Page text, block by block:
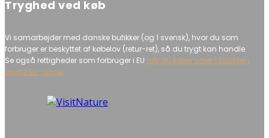
Tryghed ved køb
Vi samarbejder med danske butikker (og 1 svensk), hvor du som
forbruger er beskyttet af købelov (retur-ret), så du trygt kan handle.
Se også rettigheder som forbruger i EU når du køber varer i butikker i
andre EU-lande